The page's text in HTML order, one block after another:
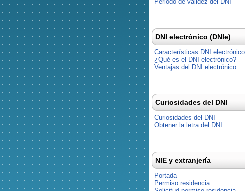
Periodo de validez del DNI
DNI electrónico (DNIe)
Características DNI electrónico
¿Qué es el DNI electrónico?
Ventajas del DNI electrónico
Curiosidades del DNI
Curiosidades del DNI
Obtener la letra del DNI
NIE y extranjería
Portada
Permiso residencia